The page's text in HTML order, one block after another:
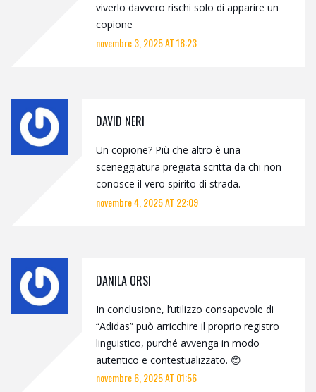
viverlo davvero rischi solo di apparire un
copione
novembre 3, 2025 AT 18:23
DAVID NERI
Un copione? Più che altro è una
sceneggiatura pregiata scritta da chi non
conosce il vero spirito di strada.
novembre 4, 2025 AT 22:09
DANILA ORSI
In conclusione, l’utilizzo consapevole di
“Adidas” può arricchire il proprio registro
linguistico, purché avvenga in modo
autentico e contestualizzato. 😊
novembre 6, 2025 AT 01:56